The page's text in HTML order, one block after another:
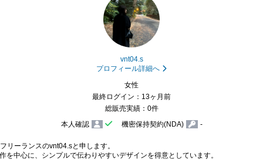
vnt04.s
プロフィール詳細へ
女性
最終ログイン：13ヶ月前
総販売実績：0件
本人確認
機密保持契約(NDA) -
リーランスのvnt04.sと申します。
を中心に、シンプルで伝わりやすいデザインを得意としています。